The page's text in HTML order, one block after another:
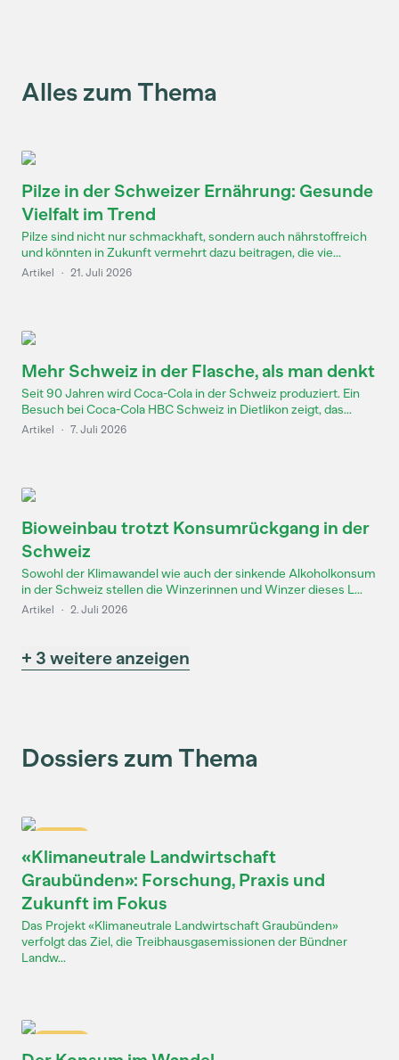
Alles zum Thema
Pilze in der Schweizer Ernährung: Gesunde
Vielfalt im Trend
Pilze sind nicht nur schmackhaft, sondern auch nährstoffreich
und könnten in Zukunft vermehrt dazu beitragen, die vie...
Artikel · 21. Juli 2026
Mehr Schweiz in der Flasche, als man denkt
Seit 90 Jahren wird Coca-Cola in der Schweiz produziert. Ein
Besuch bei Coca-Cola HBC Schweiz in Dietlikon zeigt, das...
Artikel · 7. Juli 2026
Bioweinbau trotzt Konsumrückgang in der
Schweiz
Sowohl der Klimawandel wie auch der sinkende Alkoholkonsum
in der Schweiz stellen die Winzerinnen und Winzer dieses L...
Artikel · 2. Juli 2026
+ 3 weitere anzeigen
Dossiers zum Thema
«Klimaneutrale Landwirtschaft
Graubünden»: Forschung, Praxis und
Zukunft im Fokus
Das Projekt «Klimaneutrale Landwirtschaft Graubünden»
verfolgt das Ziel, die Treibhausgasemissionen der Bündner
Landw...